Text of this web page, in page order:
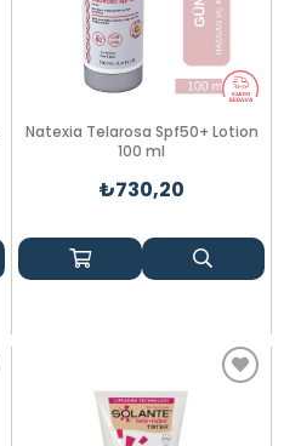
Natexia Telarosa Spf50+ Lotion
100 ml
₺730,20